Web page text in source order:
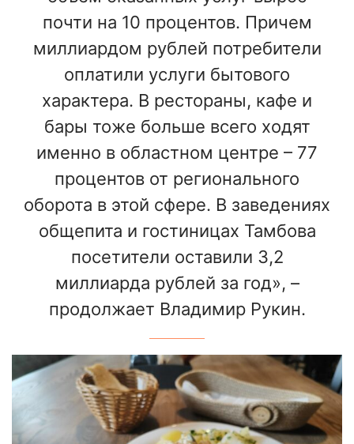
почти на 10 процентов. Причем
миллиардом рублей потребители
оплатили услуги бытового
характера. В рестораны, кафе и
бары тоже больше всего ходят
именно в областном центре – 77
процентов от регионального
оборота в этой сфере. В заведениях
общепита и гостиницах Тамбова
посетители оставили 3,2
миллиарда рублей за год», –
продолжает Владимир Рукин.